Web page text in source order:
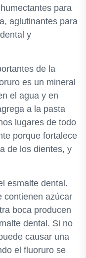
para
aglutinantes para
y
de la
es un mineral
el agua y en
a la pasta
lugares de todo
porque fortalece
de los dientes, y
esmalte dental.
contienen azúcar
boca producen
dental. Si no
causar una
el fluoruro se